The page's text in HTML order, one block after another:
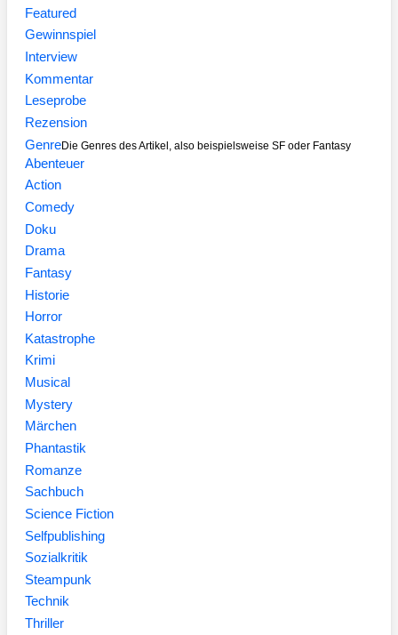
Featured
Gewinnspiel
Interview
Kommentar
Leseprobe
Rezension
GenreDie Genres des Artikel, also beispielsweise SF oder Fantasy
Abenteuer
Action
Comedy
Doku
Drama
Fantasy
Historie
Horror
Katastrophe
Krimi
Musical
Mystery
Märchen
Phantastik
Romanze
Sachbuch
Science Fiction
Selfpublishing
Sozialkritik
Steampunk
Technik
Thriller